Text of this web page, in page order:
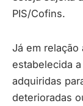
PIS/Cofins.
Já em
estabelecida
adquiridas
deterioradas